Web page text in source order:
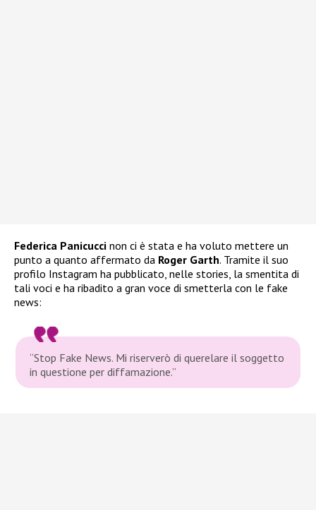
Federica Panicucci non ci è stata e ha voluto mettere un
punto a quanto affermato da Roger Garth. Tramite il suo
profilo Instagram ha pubblicato, nelle stories, la smentita di
tali voci e ha ribadito a gran voce di smetterla con le fake
news:
“Stop Fake News. Mi riserverò di querelare il soggetto
in questione per diffamazione.”